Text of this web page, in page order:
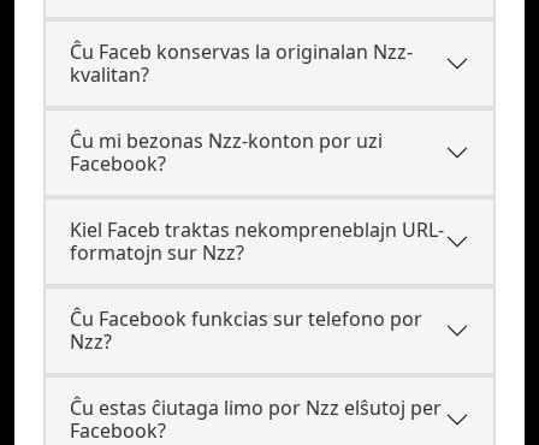
Ĉu Faceb konservas la originalan Nzz-
kvalitan?
Ĉu mi bezonas Nzz-konton por uzi
Facebook?
Kiel Faceb traktas nekompreneblajn URL-
formatojn sur Nzz?
Ĉu Facebook funkcias sur telefono por
Nzz?
Ĉu estas ĉiutaga limo por Nzz elŝutoj per
Facebook?